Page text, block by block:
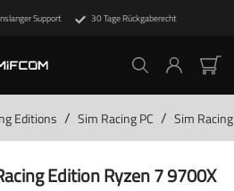
Support 30 Tage Rückgaberecht
Editions / Sim Racing PC / Sim
Edition Ryzen 7 9700X